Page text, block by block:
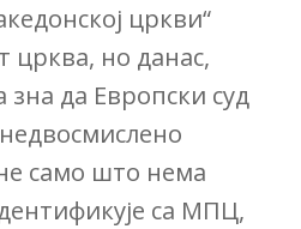
цркви“
црква, но данас,
зна да Европски суд
само што нема
са МПЦ,